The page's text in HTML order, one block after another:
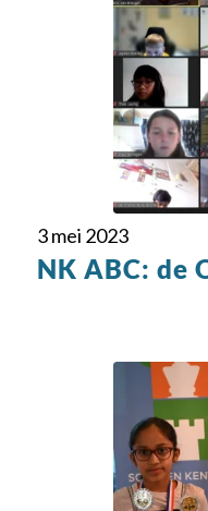
3 mei 2023
NK ABC: de